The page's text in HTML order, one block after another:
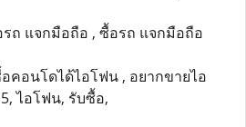
ถ แจกมือถือ , ซื้อรถ แจกมือถือ
คอนโดได้ไอโฟน , อยากขายไอ
ไอโฟน, รับซื้อ,